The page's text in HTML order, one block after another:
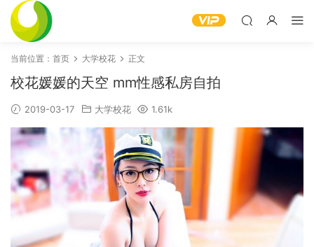
当前位置： 首页 大学校花 正文
校花媛媛的天空 mm性感私房自拍
2019-03-17 大学校花 1.61k